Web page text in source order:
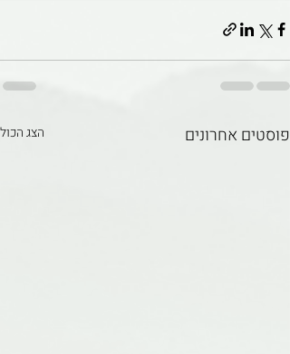
פוסטים אחרונים הצג הכול